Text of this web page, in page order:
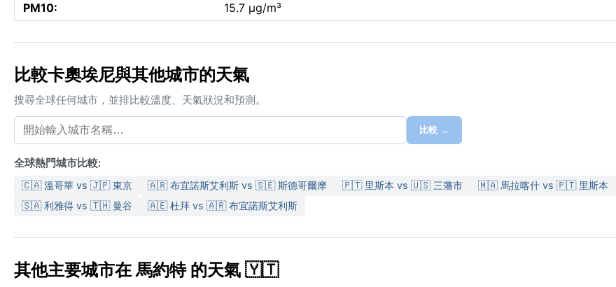
PM10:
15.7 µg/m³
比較卡奧埃尼與其他城市的天氣
搜尋全球任何城市，並排比較溫度、天氣狀況和預測。
比較 →
全球熱門城市比較:
🇨🇦 溫哥華 vs 🇯🇵 東京 🇦🇷 布宜諾斯艾利斯 vs 🇸🇪 斯德哥爾摩 🇵🇹 里斯本 vs 🇺🇸 三藩市
🇲🇦 馬拉喀什 vs 🇵🇹 里斯本
🇸🇦 利雅得 vs 🇹🇭 曼谷
🇦🇪 杜拜 vs 🇦🇷 布宜諾斯艾利斯
其他主要城市在 馬約特 的天氣 🇾🇹